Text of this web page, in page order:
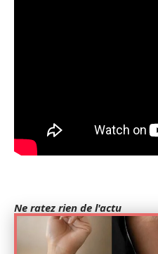
Ne ratez rien de l'actu